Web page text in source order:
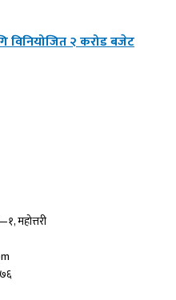
विनियोजित २ करोड बजेट
महोत्तरी